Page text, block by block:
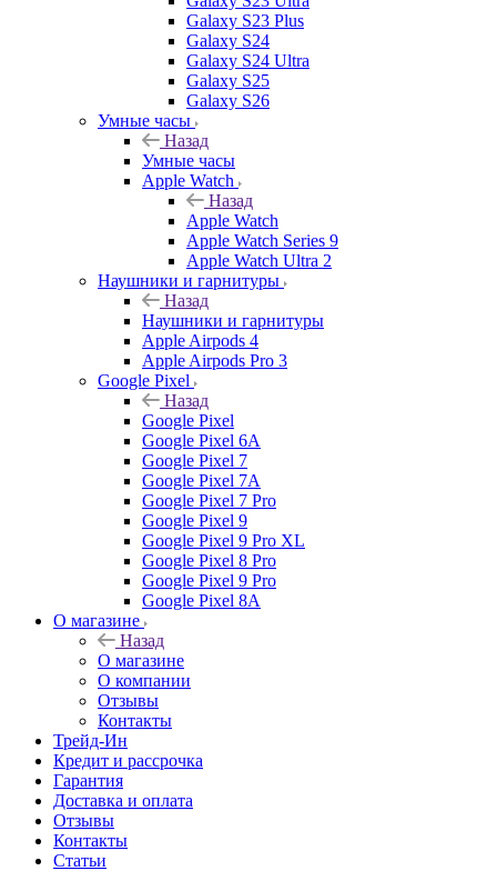
Galaxy S23 Plus
Galaxy S24
Galaxy S24 Ultra
Galaxy S25
Galaxy S26
Умные часы
Назад
Умные часы
Apple Watch
Назад
Apple Watch
Apple Watch Series 9
Apple Watch Ultra 2
Наушники и гарнитуры
Назад
Наушники и гарнитуры
Apple Airpods 4
Apple Airpods Pro 3
Google Pixel
Назад
Google Pixel
Google Pixel 6A
Google Pixel 7
Google Pixel 7А
Google Pixel 7 Pro
Google Pixel 9
Google Pixel 9 Pro XL
Google Pixel 8 Pro
Google Pixel 9 Pro
Google Pixel 8A
О магазине
Назад
О магазине
О компании
Отзывы
Контакты
Трейд-Ин
Кредит и рассрочка
Гарантия
Доставка и оплата
Отзывы
Контакты
Статьи